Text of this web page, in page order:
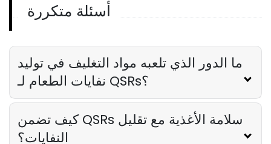
حقائق عن نفايات الطعام
Lila Westwood Apr 19, 2024
أسئلة متكررة
ما الدور الذي تلعبه مواد التغليف في توليد
نفايات الطعام لـ QSRs؟
كيف تضمن QSRs سلامة الأغذية مع تقليل
النفايات؟